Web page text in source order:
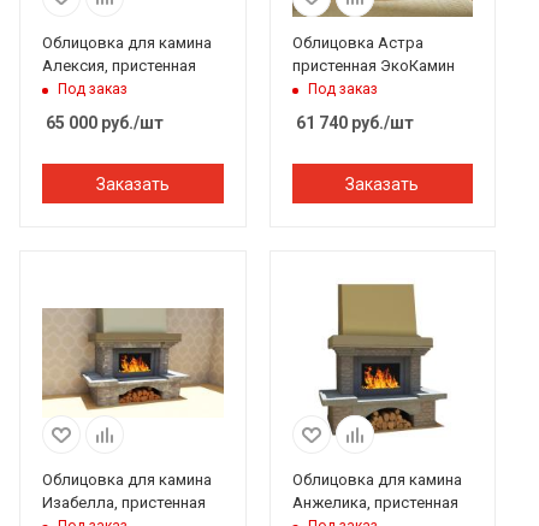
Облицовка для камина
Алексия, пристенная
Под заказ
65 000 руб./шт
Заказать
Облицовка Астра
пристенная ЭкоКамин
Под заказ
61 740руб./шт
Заказать
Облицовка для камина
Изабелла, пристенная
Облицовка для камина
Анжелика, пристенная